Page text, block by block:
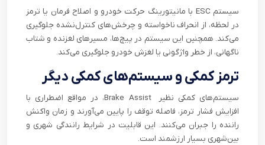
سیستم ESC با مانیتورینگ حرکت خودرو و اصلاح فرمان یا ترمز
در لحظه، از انحراف ناخواسته و چرخش‌های کنترل‌نشده جلوگیری
می‌کند. همچنین این سیستم در پیچ‌ها، مسیرهای لغزنده و شتاب
ناگهانی، از خطر واژگونی یا لغزش خودرو جلوگیری می‌کند.
ترمز کمکی و سیستم‌های کمکی دیگر
سیستم‌های کمکی نظیر Brake Assist، در مواقع اضطراری با
افزایش فشار ترمز، فاصله توقف را پایین می‌آورند و زمان واکنش
راننده را جبران می‌کنند. این قابلیت در شرایط رانندگی شهری و
بین‌شهری بسیار ارزشمند است.